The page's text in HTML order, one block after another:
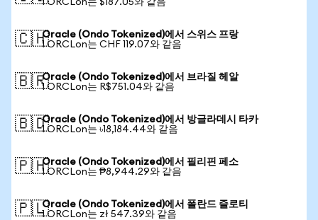
1 ORCLon는 $187.05와 같음
🇨🇭Oracle (Ondo Tokenized)에서 스위스 프랑
1 ORCLon는 CHF 119.07와 같음
🇧🇷Oracle (Ondo Tokenized)에서 브라질 헤알
1 ORCLon는 R$751.04와 같음
🇧🇩Oracle (Ondo Tokenized)에서 방글라데시 타카
1 ORCLon는 ৳18,184.44와 같음
🇵🇭Oracle (Ondo Tokenized)에서 필리핀 페소
1 ORCLon는 ₱8,944.29와 같음
🇵🇱Oracle (Ondo Tokenized)에서 폴란드 즐로티
1 ORCLon는 zł 547.39와 같음